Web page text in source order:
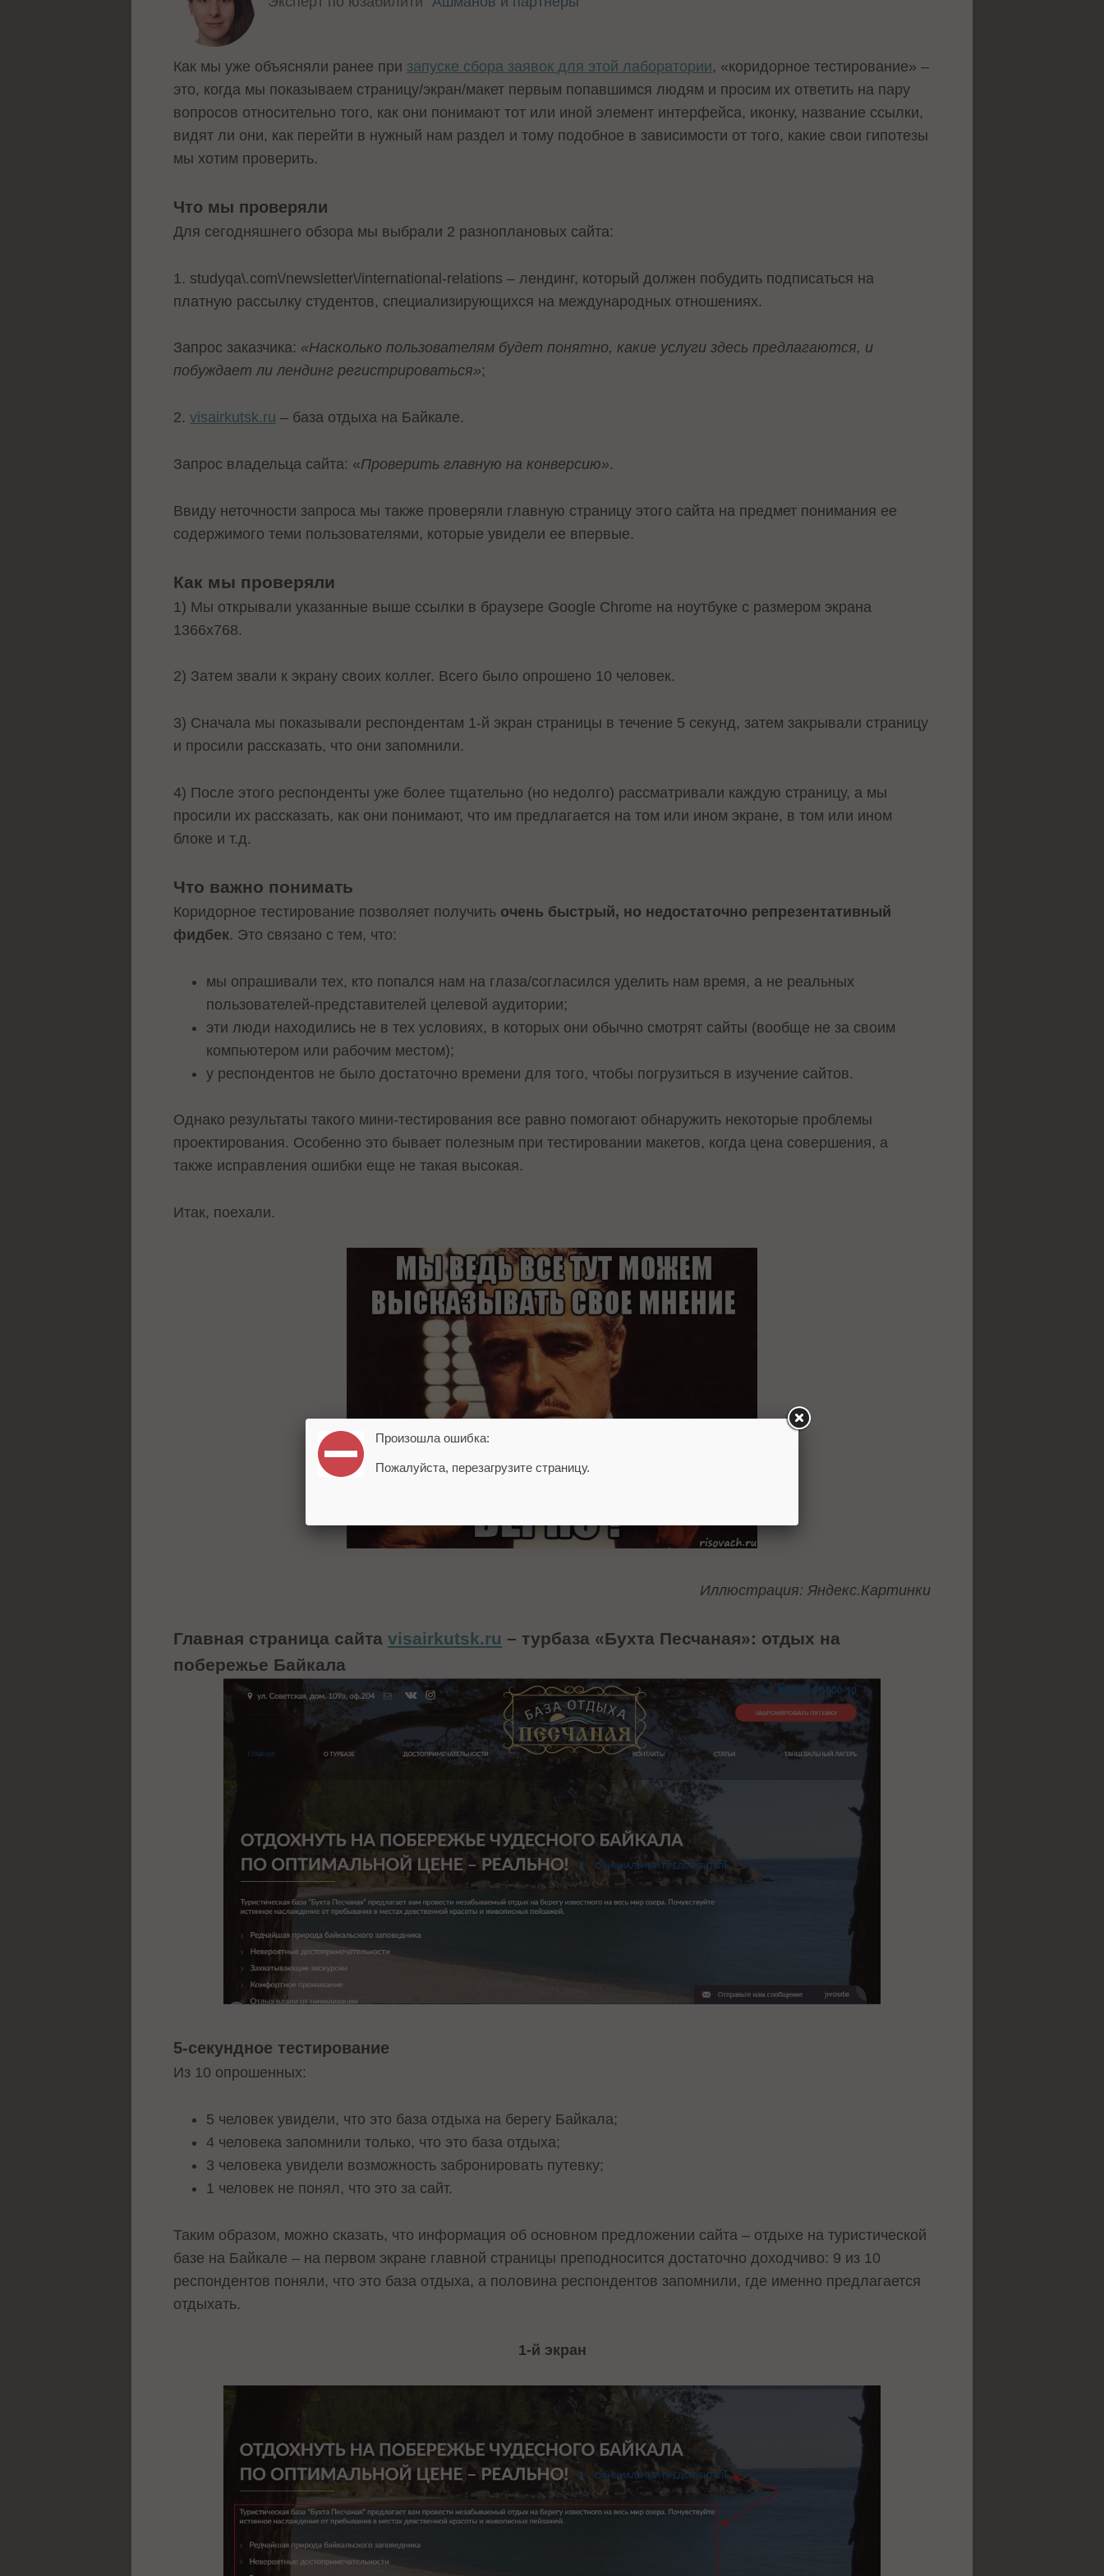
Как мы уже объясняли ранее при запуске сбора заявок для этой лаборатории, «коридорное тестирование» –
это, когда мы показываем страницу/экран/макет первым попавшимся людям и просим их ответить на пару
вопросов относительно того, как они понимают тот или иной элемент интерфейса, иконку, название ссылки,
видят ли они, как перейти в нужный нам раздел и тому подобное в зависимости от того, какие свои гипотезы
мы хотим проверить.
Что мы проверяли
Для сегодняшнего обзора мы выбрали 2 разноплановых сайта:
1. studyqa\.com\/newsletter\/international-relations – лендинг, который должен побудить подписаться на
платную рассылку студентов, специализирующихся на международных отношениях.
Запрос заказчика: «Насколько пользователям будет понятно, какие услуги здесь предлагаются, и
побуждает ли лендинг регистрироваться»;
2.visairkutsk.ru – база отдыха на Байкале.
Запрос владельца сайта: «Проверить главную на конверсию».
Ввиду неточности запроса мы также проверяли главную страницу этого сайта на предмет понимания ее
содержимого теми пользователями, которые увидели ее впервые.
Как мы проверяли
1) Мы открывали указанные выше ссылки в браузере Google Chrome на ноутбуке с размером экрана
1366х768.
2) Затем звали к экрану своих коллег. Всего было опрошено 10 человек.
3) Сначала мы показывали респондентам 1-й экран страницы в течение 5 секунд, затем закрывали страницу
и просили рассказать, что они запомнили.
4) После этого респонденты уже более тщательно (но недолго) рассматривали каждую страницу, а мы
просили их рассказать, как они понимают, что им предлагается на том или ином экране, в том или ином
блоке и т.д.
Что важно понимать
Коридорное тестирование позволяет получить очень быстрый, но недостаточно репрезентативный
фидбек. Это связано с тем, что:
мы опрашивали тех, кто попался нам на глаза/согласился уделить нам время, а не реальных
пользователей-представителей целевой аудитории;
эти люди находились не в тех условиях, в которых они обычно смотрят сайты (вообще не за своим
компьютером или рабочим местом);
у респондентов не было достаточно времени для того, чтобы погрузиться в изучение сайтов.
Однако результаты такого мини-тестирования все равно помогают обнаружить некоторые проблемы
проектирования. Особенно это бывает полезным при тестировании макетов, когда цена совершения, а
также исправления ошибки еще не такая высокая.
Итак, поехали.
Иллюстрация: Яндекс.Картинки
Главная страница сайтаvisairkutsk.ru – турбаза «Бухта Песчаная»: отдых на
побережье Байкала
5-секундное тестирование
Из 10 опрошенных:
5 человек увидели, что это база отдыха на берегу Байкала;
4 человека запомнили только, что это база отдыха;
3 человека увидели возможность забронировать путевку;
1 человек не понял, что это за сайт.
Таким образом, можно сказать, что информация об основном предложении сайта – отдыхе на туристической
базе на Байкале – на первом экране главной страницы преподносится достаточно доходчиво: 9 из 10
респондентов поняли, что это база отдыха, а половина респондентов запомнили, где именно предлагается
отдыхать.
1-й экран
Произошла ошибка:
Пожалуйста, перезагрузите страницу.